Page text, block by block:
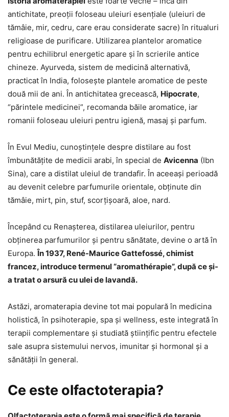
antichitate, preoții foloseau uleiuri esențiale (uleiuri de
tămâie, mir, cedru, care erau considerate sacre) în ritualuri
religioase de purificare. Utilizarea plantelor aromatice
pentru echilibrul energetic apare şi în scrierile antice
chineze. Ayurveda, sistem de medicină alternativă,
practicat în India, foloseşte plantele aromatice de peste
două mii de ani. În antichitatea grecească, Hipocrate,
“părintele medicinei”, recomanda băile aromatice, iar
romanii foloseau uleiuri pentru igienă, masaj și parfum.
În Evul Mediu, cunoștințele despre distilare au fost
îmbunătățite de medicii arabi, în special de Avicenna (Ibn
Sina), care a distilat uleiul de trandafir. În aceeaşi perioadă
au devenit celebre parfumurile orientale, obţinute din
tămâie, mirt, pin, stuf, scorţişoară, aloe, nard.
Începând cu Renaşterea, distilarea uleiurilor, pentru
obţinerea parfumurilor şi pentru sănătate, devine o artă în
Europa.În 1937, René-Maurice Gattefossé, chimist
francez, introduce termenul “aromathérapie”, după ce și-
a tratat o arsură cu ulei de lavandă.
Astăzi, aromaterapia devine tot mai populară în medicina
holistică, în psihoterapie, spa și wellness, este integrată în
terapii complementare și studiată științific pentru efectele
sale asupra sistemului nervos, imunitar și hormonal şi a
sănătăţii în general.
Ce este olfactoterapia?